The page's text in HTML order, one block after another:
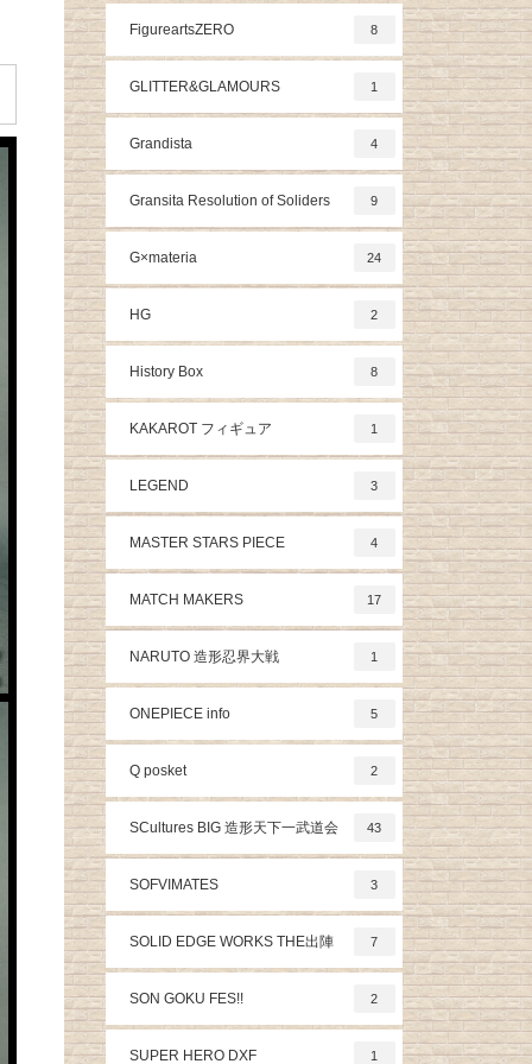
FigureartsZERO 8
GLITTER&GLAMOURS 1
Grandista 4
Gransita Resolution of Soliders 9
G×materia 24
HG 2
History Box 8
KAKAROT フィギュア 1
LEGEND 3
MASTER STARS PIECE 4
MATCH MAKERS 17
NARUTO 造形忍界大戦 1
ONEPIECE info 5
Q posket 2
SCultures BIG 造形天下一武道会 43
SOFVIMATES 3
SOLID EDGE WORKS THE出陣 7
SON GOKU FES!! 2
SUPER HERO DXF 1